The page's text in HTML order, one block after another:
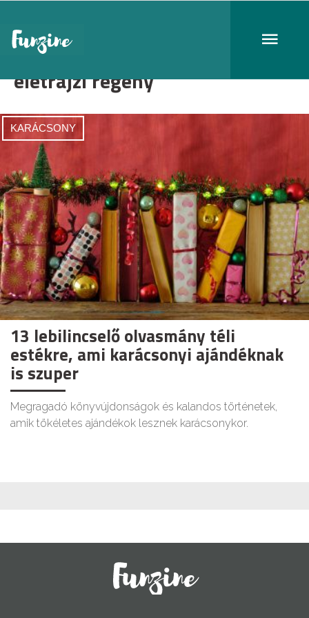
életrajzi regény
KARÁCSONY
13 lebilincselő olvasmány téli
estékre, ami karácsonyi ajándéknak
is szuper
Megragadó könyvújdonságok és kalandos történetek,
amik tökéletes ajándékok lesznek karácsonykor.